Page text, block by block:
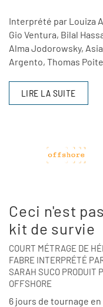
Interprété par Louiza
Gio Ventura, Bilal
Alma Jodorowsky, Asia
Argento, Thomas
LIRE LA SUITE
Ceci n'est
kit de survie
COURT MÉTRAGE DE
FABRE INTERPRÉTÉ
SARAH SUCO PRODUIT
OFFSHORE
6 jours de tournage en